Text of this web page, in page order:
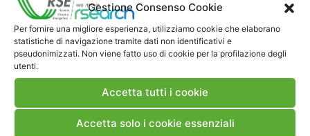
Gestione Consenso Cookie
Per fornire una migliore esperienza, utilizziamo cookie che elaborano
statistiche di navigazione tramite dati non identificativi e
pseudonimizzati. Non viene fatto uso di cookie per la profilazione degli
utenti.
Accetta tutti i cookie
Accetta solo i cookie essenziali
fenditura di lunghezza nota. Il danno sarà
valutato come la massima profondità
dell’impronta prodotta dall’impatto con la
polvere erosiva sulla superficie del campione,
con cui saranno realizzati i campioni di prova
saranno i seguenti: AISI403, AISI410, AISI416,